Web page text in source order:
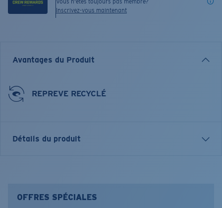
Vous n'êtes toujours pas membre?
Inscrivez-vous maintenant
Avantages du Produit
REPREVE RECYCLÉ
Détails du produit
• Coupe régulière
OFFRES SPÉCIALES